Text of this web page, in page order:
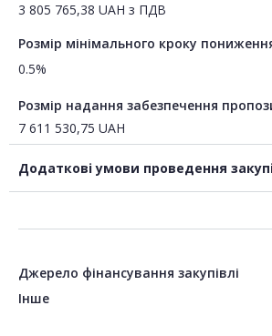
3 805 765,38 UAH з ПДВ
Розмір мінімального кроку
0.5%
Розмір надання забезпечення
7 611 530,75 UAH
Додаткові умови проведення
Джерело фінансування закупівлі
Інше